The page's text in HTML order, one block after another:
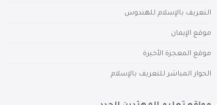
التعريف بالإسلام للهندوس
موقع الإيمان
موقع المعجزة الأخيرة
الحوار المباشر للتعريف بالإسلام